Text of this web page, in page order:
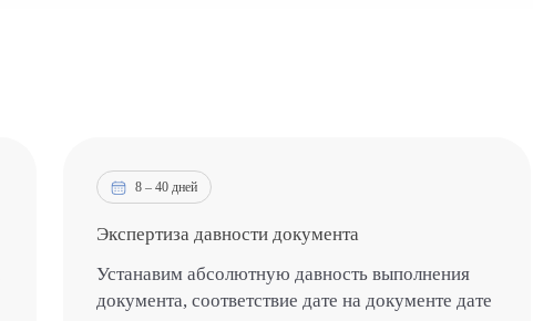
8 – 40 дней
Экспертиза давности документа
Устанавим абсолютную давность выполнения
документа, соответствие дате на документе дате